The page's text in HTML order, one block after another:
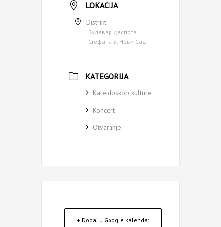
LOKACIJA
Distrikt
Булевар деспота
Стефана 5, Нови Сад
KATEGORIJA
Kaleidoskop kulture
Koncert
Otvaranje
+ Dodaj u Google kalendar